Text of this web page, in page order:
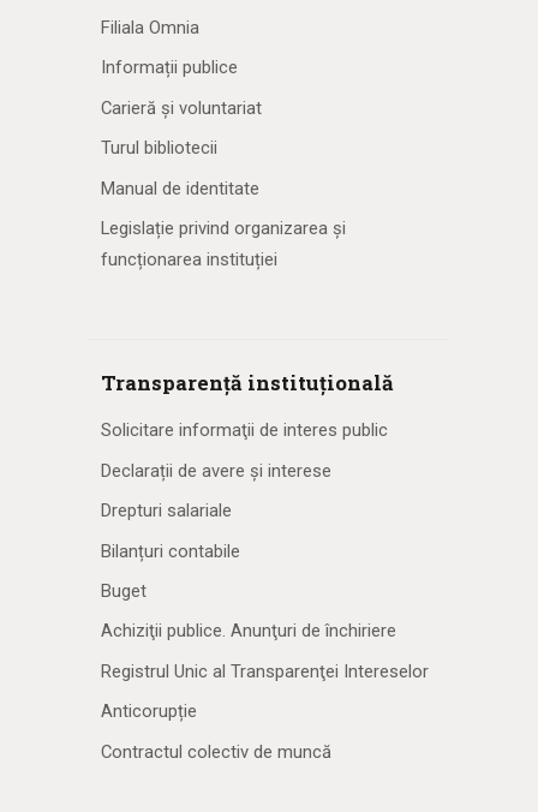
Filiala Omnia
Informații publice
Carieră și voluntariat
Turul bibliotecii
Manual de identitate
Legislație privind organizarea și
funcționarea instituției
Transparență instituțională
Solicitare informaţii de interes public
Declarații de avere și interese
Drepturi salariale
Bilanțuri contabile
Buget
Achiziţii publice. Anunţuri de închiriere
Registrul Unic al Transparenţei Intereselor
Anticorupție
Contractul colectiv de muncă